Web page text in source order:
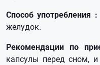
Способ употребления :
желудок.
Рекомендации по
капсулы перед сном,